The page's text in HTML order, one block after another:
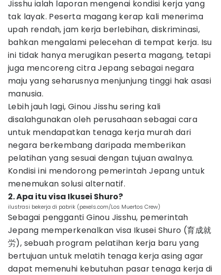
Jisshu ialah laporan mengenai kondisi kerja yang
tak layak. Peserta magang kerap kali menerima
upah rendah, jam kerja berlebihan, diskriminasi,
bahkan mengalami pelecehan di tempat kerja. Isu
ini tidak hanya merugikan peserta magang, tetapi
juga mencoreng citra Jepang sebagai negara
maju yang seharusnya menjunjung tinggi hak asasi
manusia.
Lebih jauh lagi, Ginou Jisshu sering kali
disalahgunakan oleh perusahaan sebagai cara
untuk mendapatkan tenaga kerja murah dari
negara berkembang daripada memberikan
pelatihan yang sesuai dengan tujuan awalnya.
Kondisi ini mendorong pemerintah Jepang untuk
menemukan solusi alternatif.
2. Apa itu visa Ikusei Shuro?
ilustrasi bekerja di pabrik (pexels.com/Los Muertos Crew)
Sebagai pengganti Ginou Jisshu, pemerintah
Jepang memperkenalkan visa Ikusei Shuro (育成就
労), sebuah program pelatihan kerja baru yang
bertujuan untuk melatih tenaga kerja asing agar
dapat memenuhi kebutuhan pasar tenaga kerja di